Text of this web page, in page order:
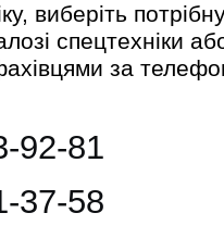
виберіть
спецтехніки
за
92-81
37-58